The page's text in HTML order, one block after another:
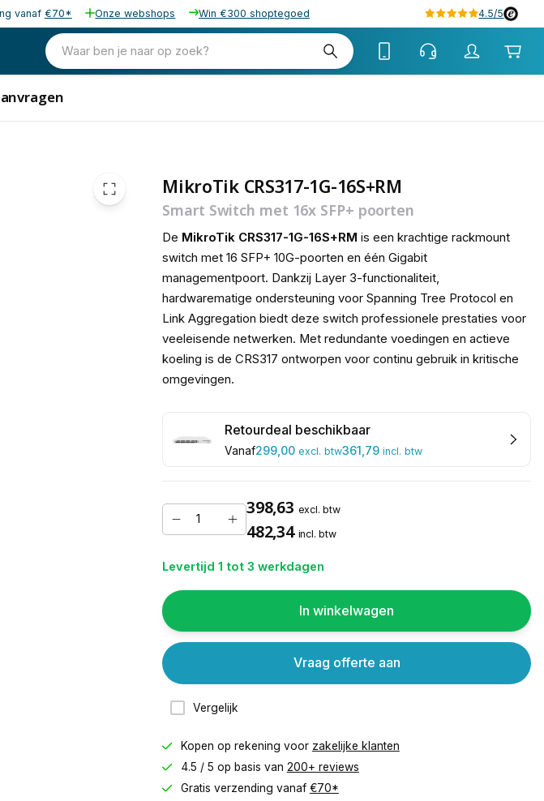
vanaf €70* Onze webshops Win €300 shoptegoed 4.5/5
Waar ben je naar op zoek?
MikroTik CRS317-1G-16S+RM
Smart Switch met 16x SFP+ poorten
De MikroTik CRS317-1G-16S+RM is een krachtige rackmount
switch met 16 SFP+ 10G-poorten en één Gigabit
managementpoort. Dankzij Layer 3-functionaliteit,
hardwarematige ondersteuning voor Spanning Tree Protocol en
Link Aggregation biedt deze switch professionele prestaties voor
veeleisende netwerken. Met redundante voedingen en actieve
koeling is de CRS317 ontworpen voor continu gebruik in kritische
omgevingen.
Retourdeal beschikbaar
Vanaf299,00 excl. btw361,79 incl. btw
398,63 excl. btw
482,34 incl. btw
Levertijd 1 tot 3 werkdagen
In winkelwagen
Vergelijk
Vraag offerte aan
Kopen op rekening voor zakelijke klanten
4.5 / 5 op basis van 200+ reviews
Gratis verzending vanaf €70*
398,63 excl. btw
482,34 incl. btw